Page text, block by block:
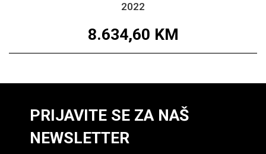
2022
8.634,60 KM
PRIJAVITE SE ZA NAŠ
NEWSLETTER